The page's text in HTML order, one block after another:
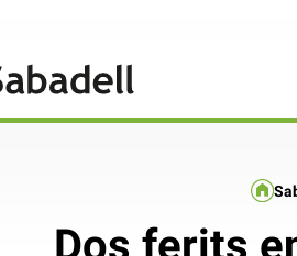
Dos ferits